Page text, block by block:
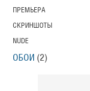
ПРЕМЬЕРА
СКРИНШОТЫ
NUDE
ОБОИ (2)